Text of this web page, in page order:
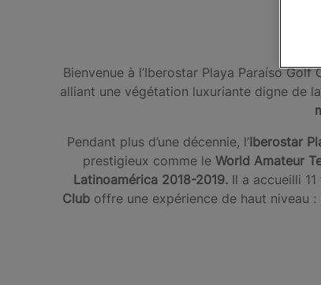
Bienvenue à l’Iberostar Playa Paraíso
alliant une végétation luxuriante digne de
Pendant plus d’une décennie, l’Iberostar
prestigieux comme le World Amateur
Latinoamérica 2018-2019. Il a accueilli
Cluboffre une expérience de haut niveau :